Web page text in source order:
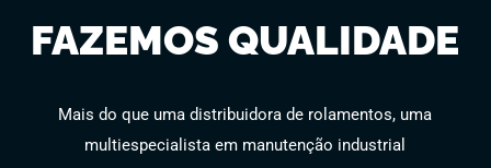
FAZEMOS QUALIDADE
Mais do que uma distribuidora de rolamentos, uma
multiespecialista em manutenção industrial